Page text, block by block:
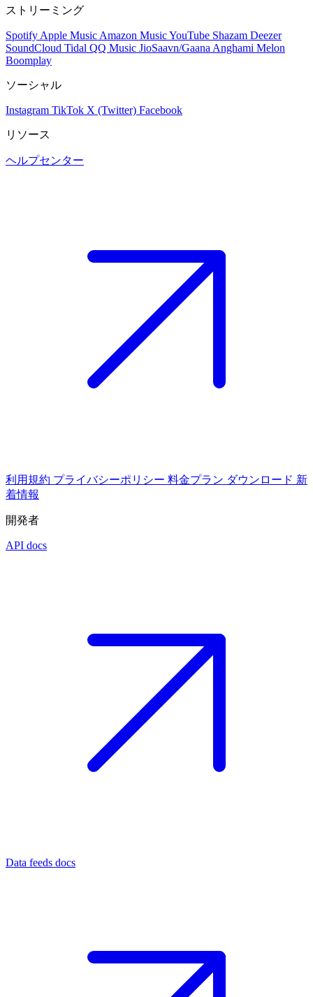
ストリーミング
Spotify Apple Music Amazon MusicYouTube Shazam Deezer
SoundCloud Tidal QQ Music JioSaavn/Gaana Anghami Melon
Boomplay
ソーシャル
Instagram TikTok X (Twitter) Facebook
リソース
ヘルプセンター
利用規約 プライバシーポリシー 料金プラン ダウンロード 新
着情報
開発者
API docs
Data feeds docs